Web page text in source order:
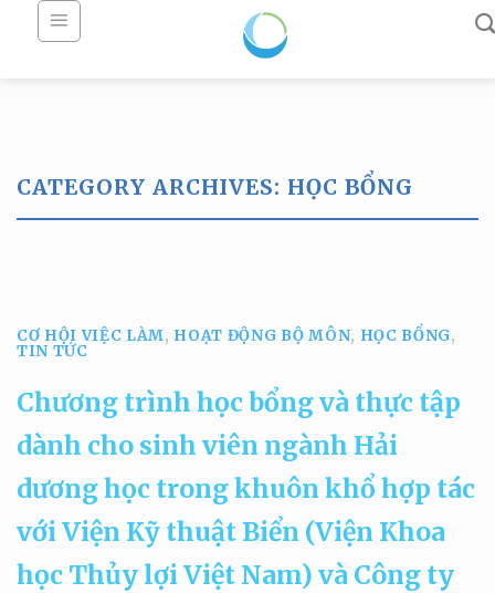
CATEGORY ARCHIVES: HỌC BỔNG
đào tạo ngành Hải
17/06/2025
Chương trình đào tạo ngành Hải dương
học nhằm đào tạo những cử nhân,
nguồn [...]
CƠ HỘI VIỆC LÀM, HOẠT ĐỘNG BỘ MÔN, HỌC BỔNG,
TIN TỨC
Chương trình học bổng và thực tập
dành cho sinh viên ngành Hải
dương học trong khuôn khổ hợp tác
với Viện Kỹ thuật Biển (Viện Khoa
học Thủy lợi Việt Nam) và Công ty